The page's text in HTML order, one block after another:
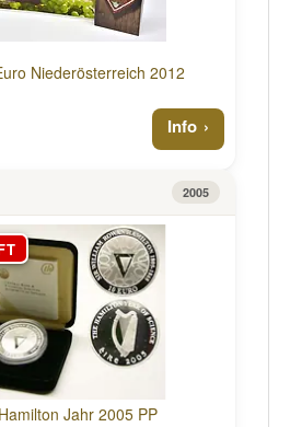
Niederösterreich 2012
Info
2005
Jahr 2005 PP